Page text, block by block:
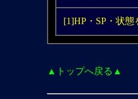
[1]HP・SP・状
▲トップへ戻る▲